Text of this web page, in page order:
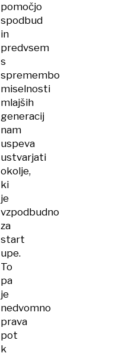
pomočjo
spodbud
in
predvsem
s
spremembo
miselnosti
mlajših
generacij
nam
uspeva
ustvarjati
okolje,
ki
je
vzpodbudno
za
start
upe.
To
pa
je
nedvomno
prava
pot
k